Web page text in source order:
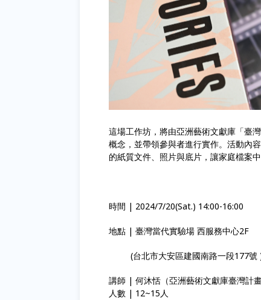
這場工作坊，將由亞洲藝術文獻庫「臺
概念，並帶領參與者進行實作。活動內
的紙質文件、照片與底片，讓家庭檔案
時間 | 2024/7/20(Sat.) 14:00-16:00
地點 | 臺灣當代實驗場 西服務中心2F
(台北市大安區建國南路一段177號
講師 | 何沐恬（亞洲藝術文獻庫臺灣計
人數 | 12~15人